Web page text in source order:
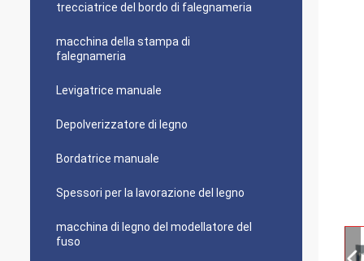
trecciatrice del bordo di falegnameria
macchina della stampa di
falegnameria
Levigatrice manuale
Depolverizzatore di legno
Bordatrice manuale
Spessori per la lavorazione del legno
macchina di legno del modellatore del
fuso